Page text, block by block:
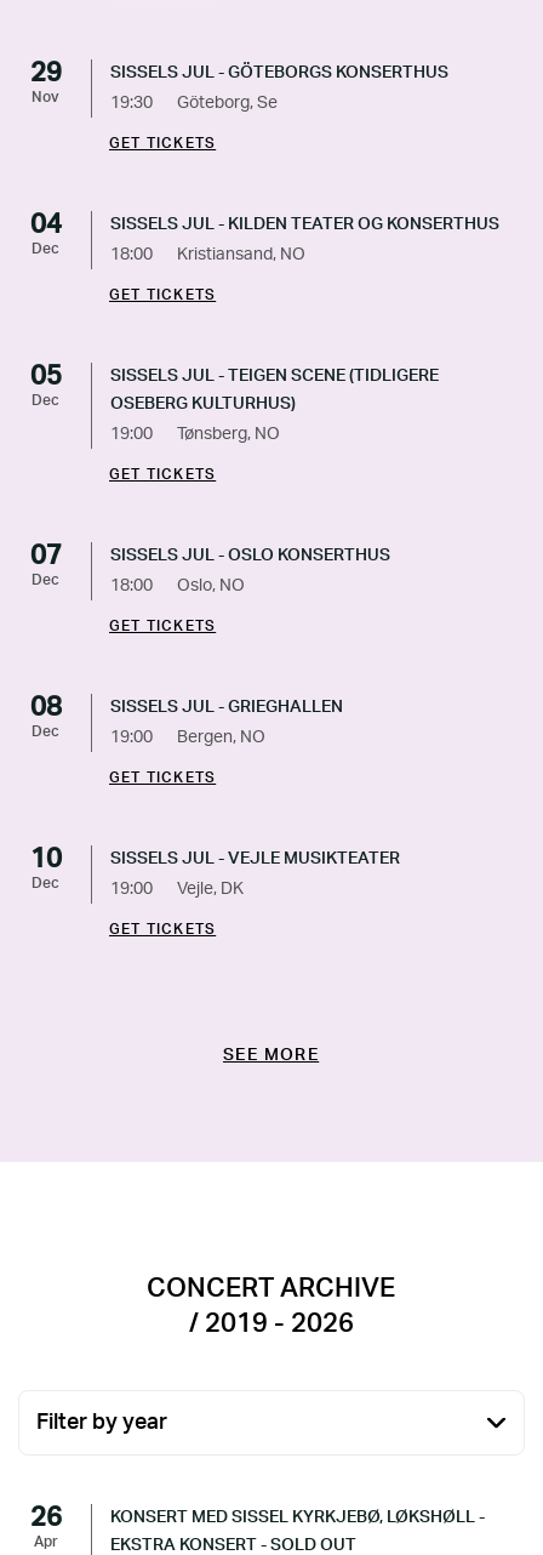
29
Nov
SISSELS JUL - GÖTEBORGS KONSERTHUS
19:30
Göteborg, Se
GET TICKETS
04
Dec
SISSELS JUL - KILDEN TEATER OG KONSERTHUS
18:00
Kristiansand, NO
GET TICKETS
05
Dec
SISSELS JUL - TEIGEN SCENE (TIDLIGERE
OSEBERG KULTURHUS)
19:00
Tønsberg, NO
GET TICKETS
07
Dec
SISSELS JUL - OSLO KONSERTHUS
18:00
Oslo, NO
GET TICKETS
08
Dec
SISSELS JUL - GRIEGHALLEN
19:00
Bergen, NO
GET TICKETS
10
Dec
SISSELS JUL - VEJLE MUSIKTEATER
19:00
Vejle, DK
GET TICKETS
SEE MORE
CONCERT ARCHIVE
/ 2019 - 2026
Filter by year
26
Apr
KONSERT MED SISSEL KYRKJEBØ, LØKSHØLL -
EKSTRA KONSERT - SOLD OUT